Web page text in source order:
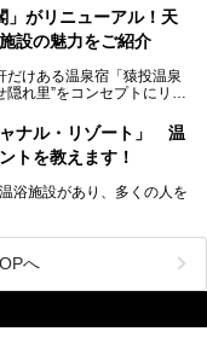
んでくださいね。
いよね」という声をよく耳
にも胸が高鳴ります。
るパブリックサウナが、女
」がリニューアル！天
設の魅力をご紹介
けある温泉宿「猿投温泉
れ里”をコンセプトにリニ
呂や、新設・改装された客
れたお料理……。
ナル・リゾート」 温
トを教えます！
浴施設があり、多くの人を
！
帰り温泉が多く、「どこに
も多いと思います。
ナル・リゾート」に出かけ
へ